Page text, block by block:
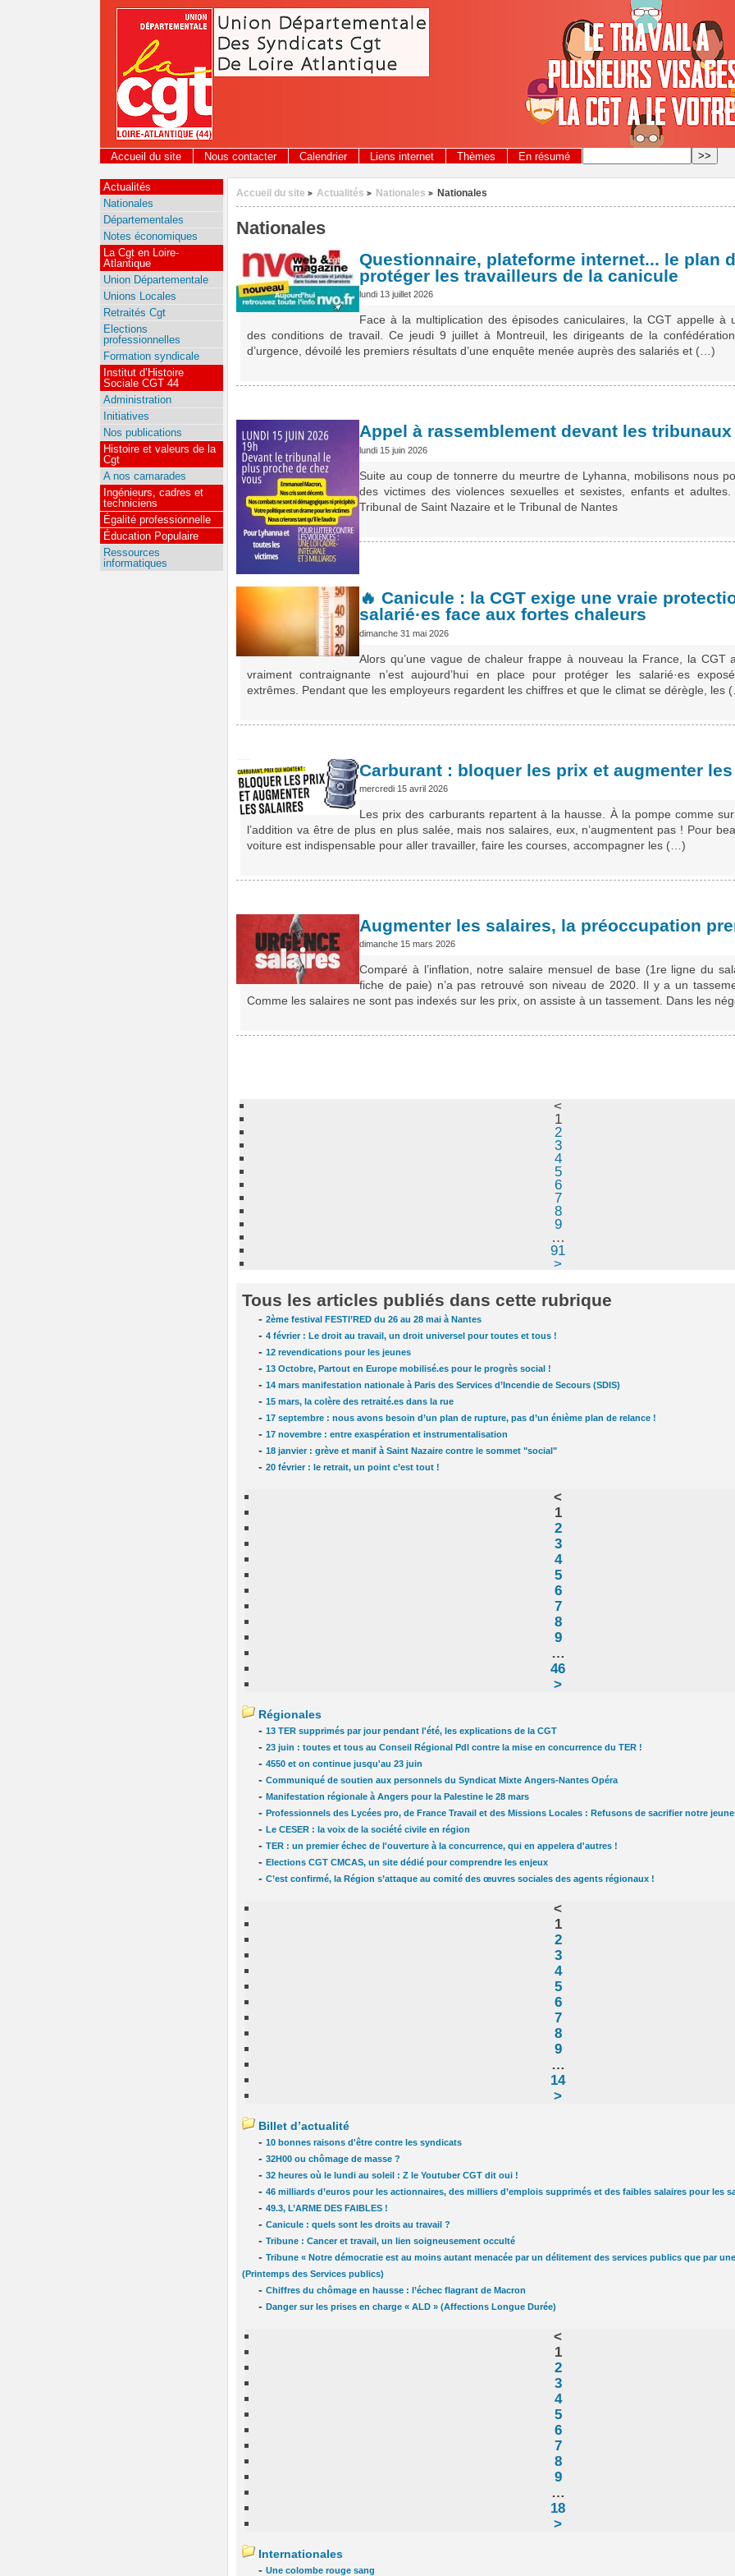
Panneau de gestion des cookies
Accueil du site Nous contacter Calendrier Liens internet Thèmes En résumé
Accueil du site > Actualités > Nationales > Nationales
Nationales
Questionnaire, plateforme internet... le plan
protéger les travailleurs de la canicule
lundi 13 juillet 2026
Face à la multiplication des épisodes caniculaires, la CGT appelle à
des conditions de travail. Ce jeudi 9 juillet à Montreuil, les dirigeants de la
d’urgence, dévoilé les premiers résultats d’une enquête menée auprès des salariés et (…)
Appel à rassemblement devant les
lundi 15 juin 2026
Suite au coup de tonnerre du meurtre de Lyhanna, mobilisons nous
des victimes des violences sexuelles et sexistes, enfants et
Tribunal de Saint Nazaire et le Tribunal de Nantes
🔥 Canicule : la CGT exige une vraie
salarié·es face aux fortes chaleurs
dimanche 31 mai 2026
Alors qu’une vague de chaleur frappe à nouveau la France, la CGT
vraiment contraignante n’est aujourd’hui en place pour protéger les salarié·es
extrêmes. Pendant que les employeurs regardent les chiffres et que le climat se dérègle, les
Carburant : bloquer les prix et augmenter
mercredi 15 avril 2026
Les prix des carburants repartent à la hausse. À la pompe comme sur
l’addition va être de plus en plus salée, mais nos salaires, eux, n’augmentent pas ! Pour
voiture est indispensable pour aller travailler, faire les courses, accompagner les (…)
Augmenter les salaires, la préoccupation
dimanche 15 mars 2026
Comparé à l’inflation, notre salaire mensuel de base (1re ligne du
fiche de paie) n’a pas retrouvé son niveau de 2020. Il y a un
Comme les salaires ne sont pas indexés sur les prix, on assiste à un tassement. Dans les
<
1
2
3
4
5
6
7
8
9
91
>
Tous les articles publiés dans cette rubrique
- 2ème festival FESTI’RED du 26 au 28 mai à Nantes
- 4 février : Le droit au travail, un droit universel pour toutes et tous !
- 12 revendications pour les jeunes
- 13 Octobre, Partout en Europe mobilisé.es pour le progrès social !
- 14 mars manifestation nationale à Paris des Services d’Incendie de Secours (SDIS)
- 15 mars, la colère des retraité.es dans la rue
- 17 septembre : nous avons besoin d’un plan de rupture, pas d’un énième plan de relance !
- 17 novembre : entre exaspération et instrumentalisation
- 18 janvier : grève et manif à Saint Nazaire contre le sommet "social"
- 20 février : le retrait, un point c’est tout !
<
1
2
3
4
5
6
7
8
9
…
46
>
Régionales
- 13 TER supprimés par jour pendant l'été, les explications de la CGT
- 23 juin : toutes et tous au Conseil Régional Pdl contre la mise en concurrence du TER !
- 4550 et on continue jusqu'au 23 juin
- Communiqué de soutien aux personnels du Syndicat Mixte Angers-Nantes Opéra
- Manifestation régionale à Angers pour la Palestine le 28 mars
- Professionnels des Lycées pro, de France Travail et des Missions Locales : Refusons de sacrifier notre
- Le CESER : la voix de la société civile en région
- TER : un premier échec de l'ouverture à la concurrence, qui en appelera d'autres !
- Elections CGT CMCAS, un site dédié pour comprendre les enjeux
- C’est confirmé, la Région s’attaque au comité des œuvres sociales des agents régionaux !
<
1
2
3
4
5
6
7
8
9
…
14
>
Billet d’actualité
- 10 bonnes raisons d'être contre les syndicats
- 32H00 ou chômage de masse ?
- 32 heures où le lundi au soleil : Z le Youtuber CGT dit oui !
- 46 milliards d’euros pour les actionnaires, des milliers d’emplois supprimés et des faibles salaires pour les
- 49.3, L’ARME DES FAIBLES !
- Canicule : quels sont les droits au travail ?
- Tribune : Cancer et travail, un lien soigneusement occulté
- Tribune « Notre démocratie est au moins autant menacée par un délitement des services publics que par
(Printemps des Services publics)
- Chiffres du chômage en hausse : l’échec flagrant de Macron
- Danger sur les prises en charge « ALD » (Affections Longue Durée)
<
1
2
3
4
5
6
7
8
9
…
18
>
Internationales
- Une colombe rouge sang
Actualités
Nationales
Départementales
Notes économiques
La Cgt en Loire-
Atlantique
Union Départementale
Unions Locales
Retraités Cgt
Elections
professionnelles
Formation syndicale
Institut d’Histoire
Sociale CGT 44
Administration
Initiatives
Nos publications
Histoire et valeurs de la
Cgt
A nos camarades
Ingénieurs, cadres et
techniciens
Égalité professionnelle
Éducation Populaire
Ressources
informatiques